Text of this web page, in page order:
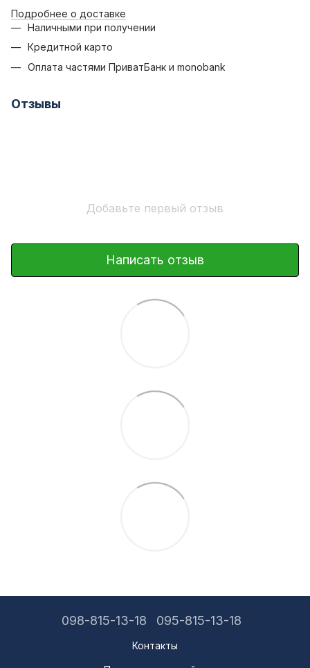
Подробнее о доставке
Наличными при получении
Кредитной карто
Оплата частями ПриватБанк и monobank
Отзывы
Добавьте первый отзыв
Написать отзыв
098-815-13-18 095-815-13-18
Контакты